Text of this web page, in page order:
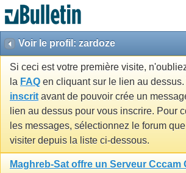
Voir le profil: zardoze
Si ceci est votre première visite,
la FAQ en cliquant sur le lien au
inscrit avant de pouvoir crée un
lien au dessus pour vous inscrire. Pour
les messages, sélectionnez le forum
visiter depuis la liste ci-dessous.
Maghreb-Sat offre un Serveur Cccam